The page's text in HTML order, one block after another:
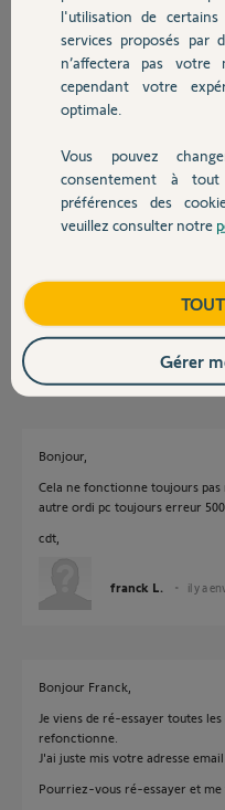
Autres produits
Devis avec un pro
Contact
Réponses
Ce souci de connexion a été
Si la connexion ne fonctionne
de votre navigateur ou essayez
Gladys B. il y a
Bonjour,
Cela ne fonctionne toujours pas
autre ordi pc toujours erreur 500
cdt,
franck L. il y a
Bonjour Franck,
Je viens de ré-essayer toutes
refonctionne.
J'ai juste mis votre adresse
Pourriez-vous ré-essayer et
l'utilisation de
services proposés par
n’affectera pas
cependant votre
optimale.
Vous pouvez
consentement à
préférences des
veuillez consulter notre
Gérer